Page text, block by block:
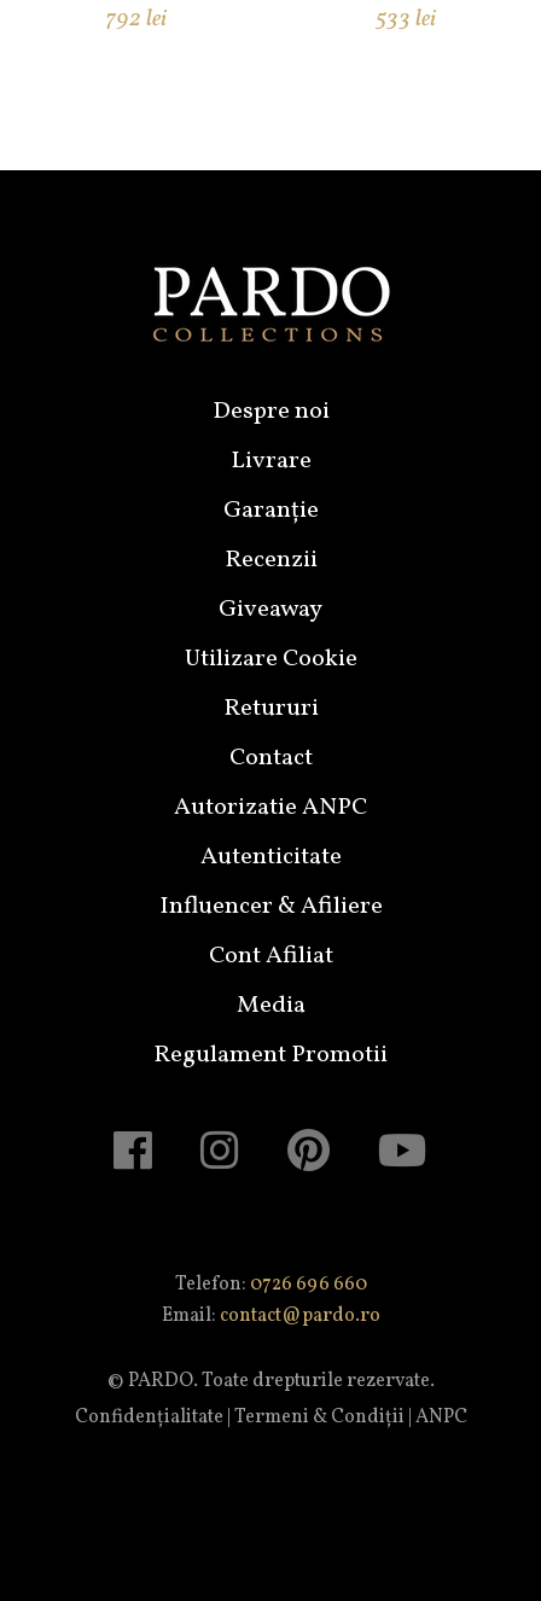
792lei 533lei
Despre noi
Livrare
Garanție
Recenzii
Giveaway
Utilizare Cookie
Retururi
Contact
Autorizatie ANPC
Autenticitate
Influencer & Afiliere
Cont Afiliat
Media
Regulament Promotii
Telefon: 0726 696 660
Email: contact@pardo.ro
© PARDO. Toate drepturile rezervate.
Confidențialitate |Termeni & Condiții |ANPC